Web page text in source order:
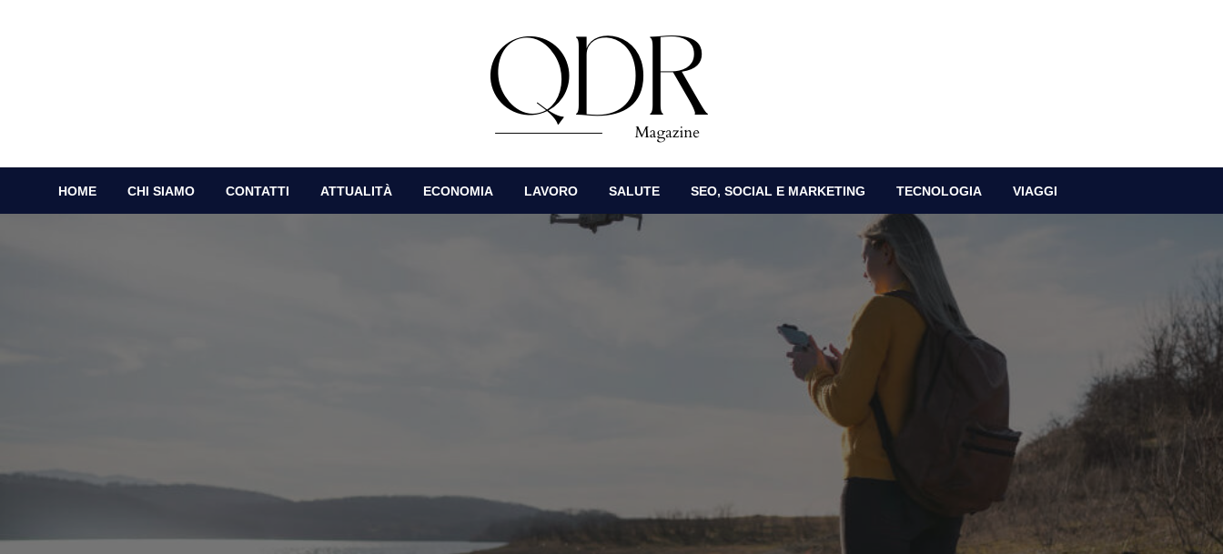
QDR Magazine
HOME CHI SIAMO CONTATTI ATTUALITÀ ECONOMIA LAVORO SALUTE SEO, SOCIAL E MARKETING TECNOLOGIA VIAGGI